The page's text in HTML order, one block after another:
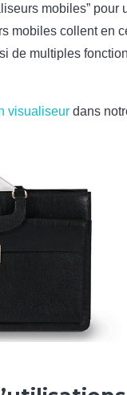
mobiles” pour
mobiles collent en
de multiples
visualiseur dans